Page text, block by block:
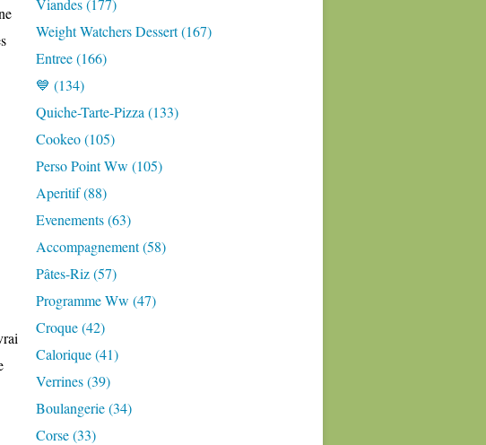
Viandes (177)
Weight Watchers Dessert (167)
Entree (166)
💙 (134)
Quiche-Tarte-Pizza (133)
Cookeo (105)
Perso Point Ww (105)
Aperitif (88)
Evenements (63)
Accompagnement (58)
Pâtes-Riz (57)
Programme Ww (47)
Croque (42)
Calorique (41)
Verrines (39)
Boulangerie (34)
Corse (33)